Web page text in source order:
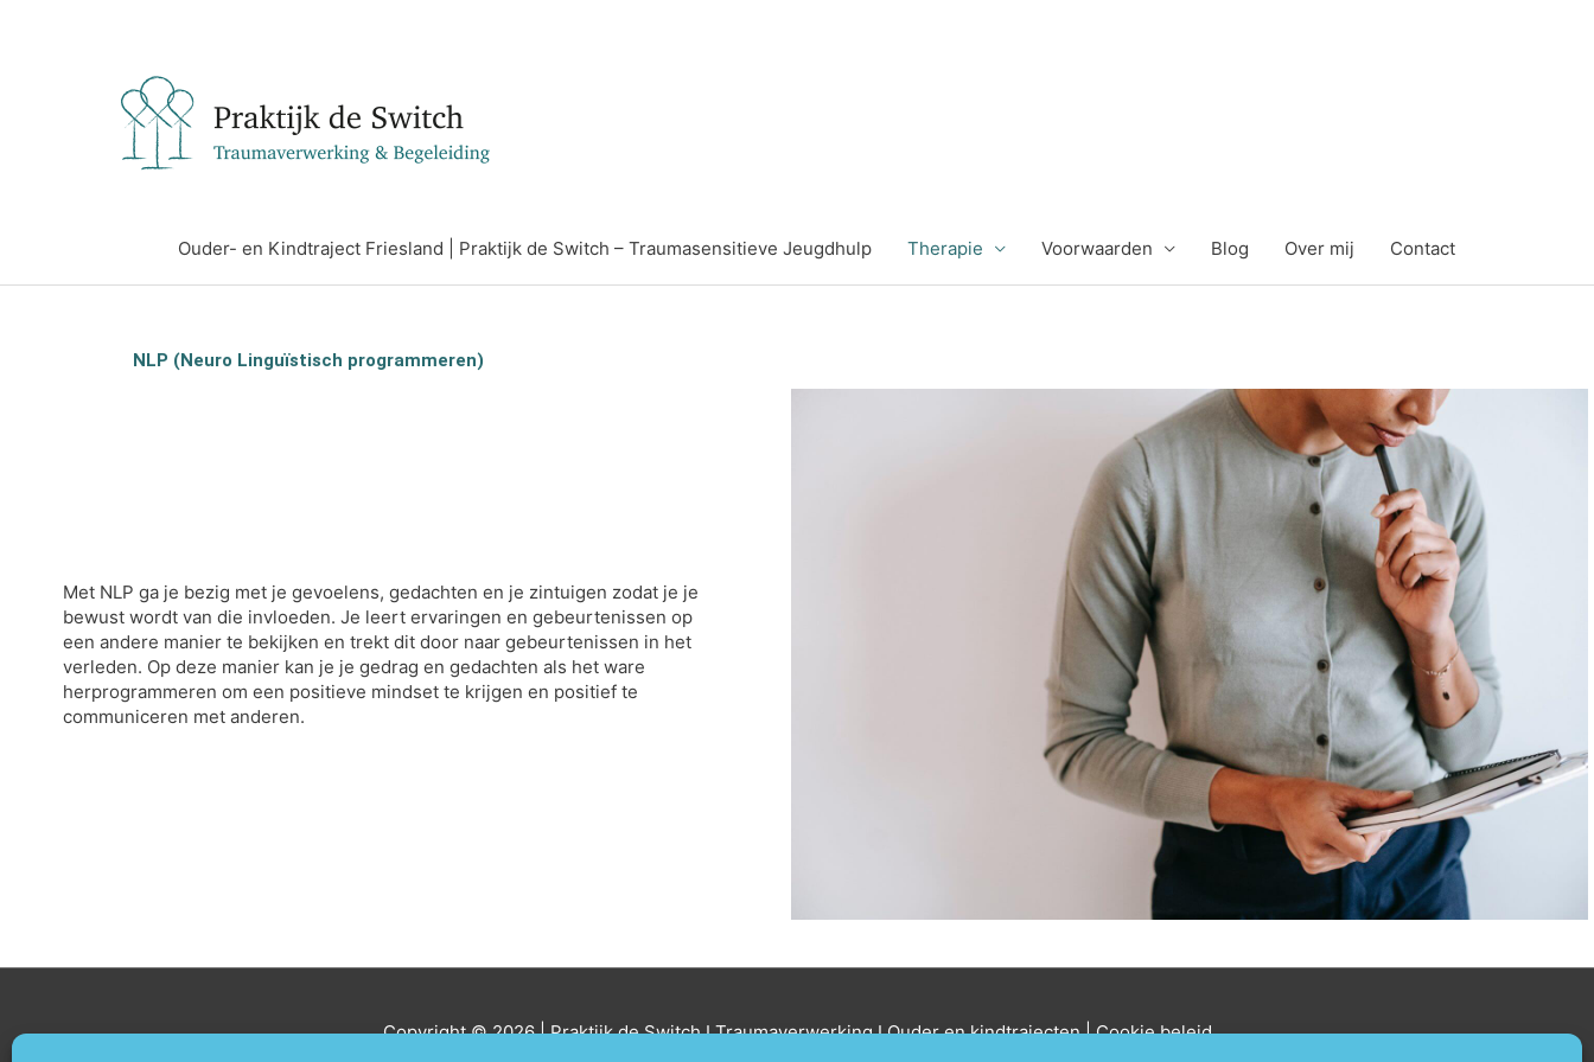
Ouder- en Kindtraject Friesland | Praktijk de Switch – Traumasensitieve Jeugdhulp Therapie Voorwaarden Blog Over mij Contact
NLP (Neuro Linguïstisch programmeren)
Met NLP ga je bezig met je gevoelens, gedachten en je zintuigen zodat je je
bewust wordt van die invloeden. Je leert ervaringen en gebeurtenissen op
een andere manier te bekijken en trekt dit door naar gebeurtenissen in het
verleden. Op deze manier kan je je gedrag en gedachten als het ware
herprogrammeren om een positieve mindset te krijgen en positief te
communiceren met anderen.
Copyright © 2026 |Praktijk de Switch I Traumaverwerking I Ouder en kindtrajecten| Cookie beleid